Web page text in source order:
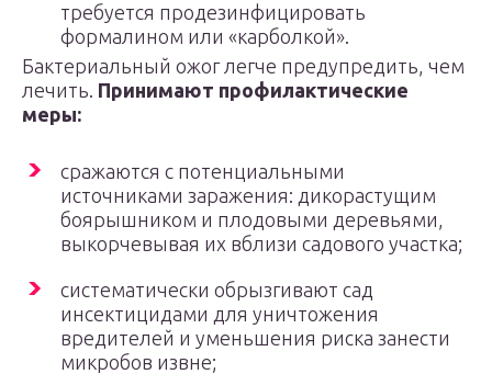
требуется продезинфицировать
формалином или «карболкой».
Бактериальный ожог легче предупредить, чем
лечить. Принимают профилактические
меры:
сражаются с потенциальными
источниками заражения: дикорастущим
боярышником и плодовыми деревьями,
выкорчевывая их вблизи садового участка;
систематически обрызгивают сад
инсектицидами для уничтожения
вредителей и уменьшения риска занести
микробов извне;